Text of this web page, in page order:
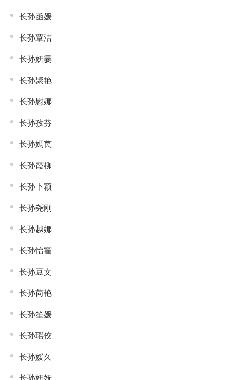
长孙函媛
长孙覃洁
长孙妍霎
长孙聚艳
长孙慰娜
长孙孜芬
长孙嫣苠
长孙霞柳
长孙卜颖
长孙尧刚
长孙越娜
长孙怡霍
长孙豆文
长孙苘艳
长孙笙媛
长孙瑶佼
长孙媛久
长孙妍妩